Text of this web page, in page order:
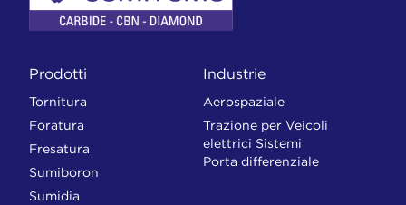
Prodotti
Tornitura
Foratura
Fresatura
Sumiboron
Sumidia
Industrie
Aerospaziale
Trazione per Veicoli
elettrici Sistemi
Porta differenziale